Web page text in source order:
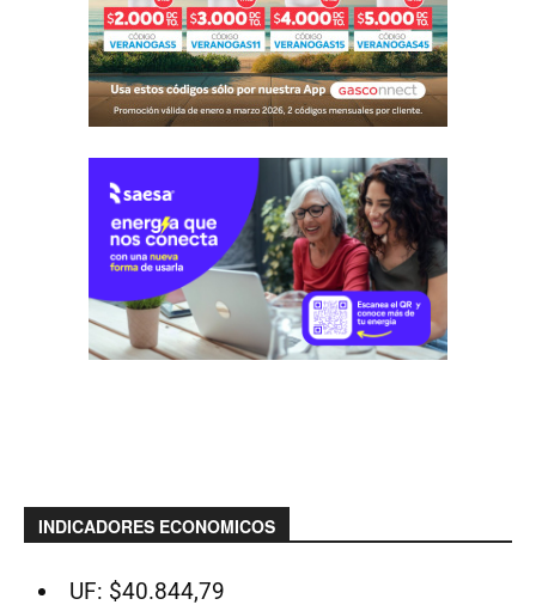
INDICADORES ECONOMICOS
UF: $40.844,79